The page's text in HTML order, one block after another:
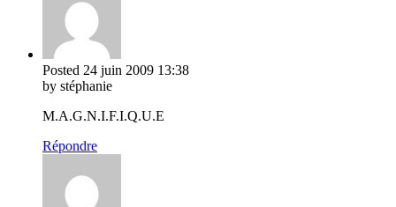
Posted 24 juin 2009 13:38
by stéphanie
M.A.G.N.I.F.I.Q.U.E
Répondre